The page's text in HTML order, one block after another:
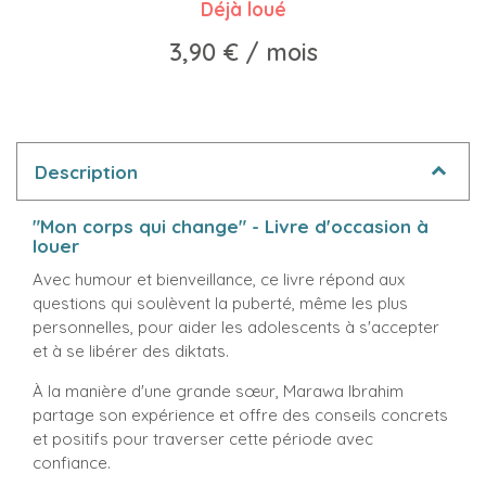
Déjà loué
3,90 €/ mois
Description
"Mon corps qui change" - Livre d'occasion à
louer
Avec humour et bienveillance, ce livre répond aux
questions qui soulèvent la puberté, même les plus
personnelles, pour aider les adolescents à s'accepter
et à se libérer des diktats.
À la manière d'une grande sœur, Marawa Ibrahim
partage son expérience et offre des conseils concrets
et positifs pour traverser cette période avec
confiance.